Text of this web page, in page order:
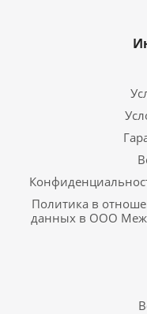
Политика в
данных в ООО